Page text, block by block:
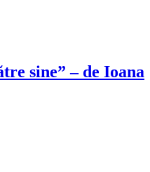
sine” – de Ioana